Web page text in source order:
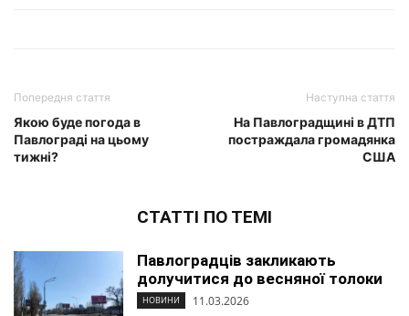
Попередня стаття
Якою буде погода в
Павлограді на цьому
тижні?
Наступна стаття
На Павлоградщині в ДТП
постраждала громадянка
США
СТАТТІ ПО ТЕМІ
Павлоградців закликають
долучитися до весняної толоки
НОВИНИ 11.03.2026